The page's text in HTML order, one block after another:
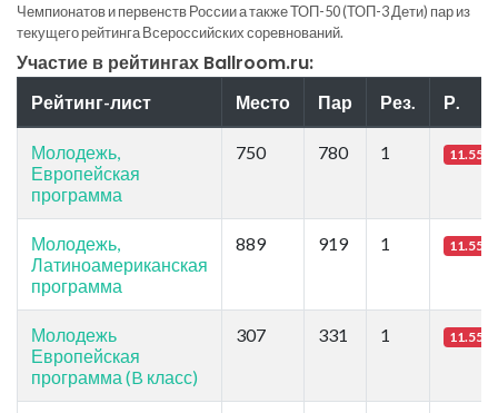
Чемпионатов и первенств России а также ТОП-50 (ТОП-3 Дети) пар из
текущего рейтинга Всероссийских соревнований.
Участие в рейтингах Ballroom.ru:
Рейтинг-лист Место Пар Рез. Р.
Молодежь,
Европейская
программа
750 780 1 11.55
Молодежь,
Латиноамериканская
программа
889 919 1 11.55
Молодежь
Европейская
программа (B класс)
307 331 1 11.55